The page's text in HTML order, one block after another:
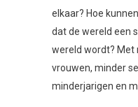
elkaar? Hoe
dat de wereld een
wereld wordt? Met
vrouwen, minder
minderjarigen en